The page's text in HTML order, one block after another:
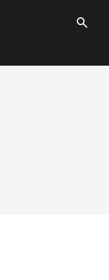
search